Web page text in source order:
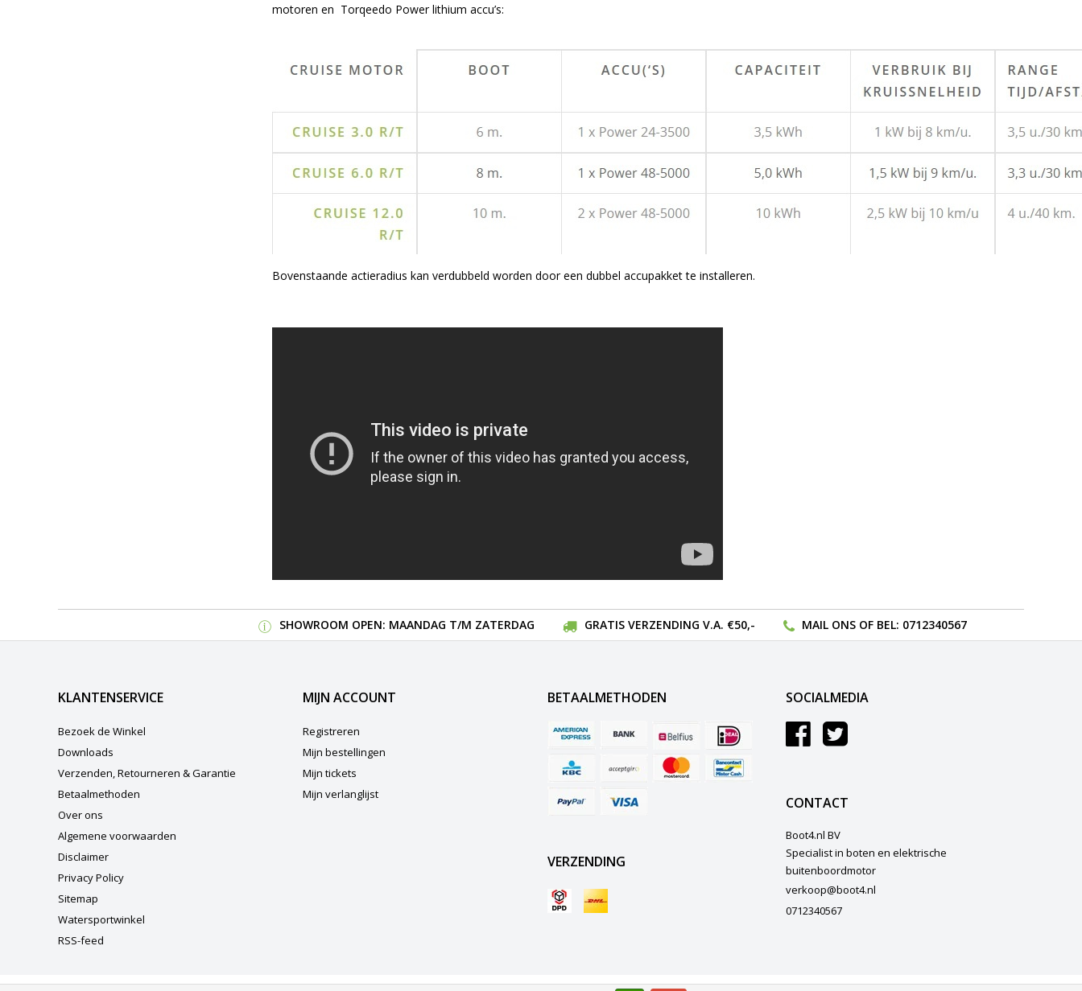
motoren en Torqeedo Power lithium accu’s:
Bovenstaande actieradius kan verdubbeld worden door een dubbel accupakket te installeren.
SHOWROOM OPEN: MAANDAG T/M ZATERDAG GRATIS VERZENDING V.A. €50,- MAIL ONSOF BEL: 0712340567
KLANTENSERVICE
Bezoek de Winkel
Downloads
Verzenden, Retourneren & Garantie
Betaalmethoden
Over ons
Algemene voorwaarden
Disclaimer
Privacy Policy
Sitemap
Watersportwinkel
RSS-feed
MIJN ACCOUNT
Registreren
Mijn bestellingen
Mijn tickets
Mijn verlanglijst
BETAALMETHODEN
VERZENDING
SOCIALMEDIA
CONTACT
Boot4.nl BV
Specialist in boten en elektrische
buitenboordmotor
verkoop@boot4.nl
0712340567